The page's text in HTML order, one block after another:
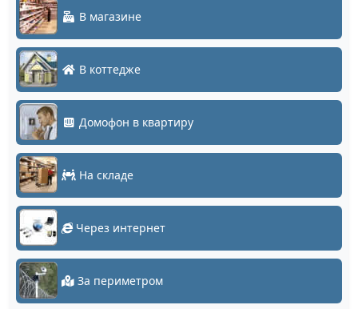
В магазине
В коттедже
Домофон в квартиру
На складе
Через интернет
За периметром